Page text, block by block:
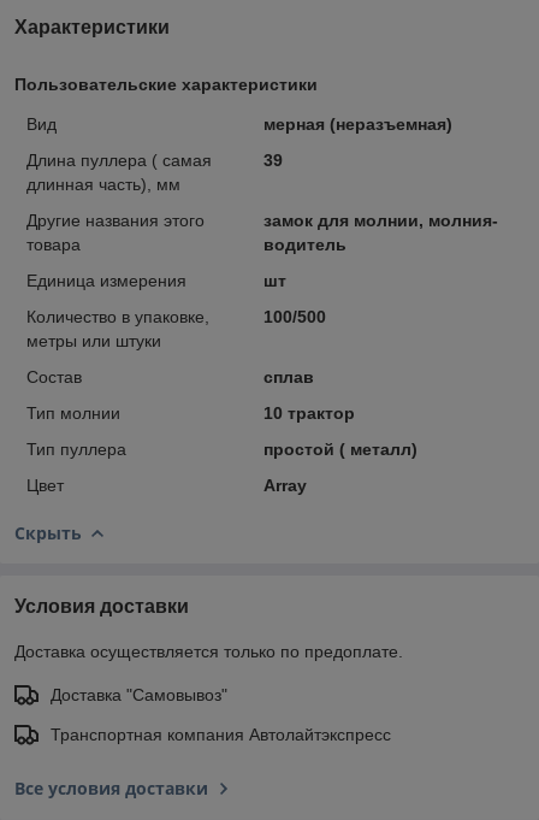
Характеристики
Пользовательские характеристики
Вид
мерная (неразъемная)
Длина пуллера ( самая
длинная часть), мм
39
Другие названия этого
товара
замок для молнии, молния-
водитель
Единица измерения
шт
Количество в упаковке,
метры или штуки
100/500
Состав
сплав
Тип молнии
10 трактор
Тип пуллера
простой ( металл)
Цвет
Array
Скрыть
Условия доставки
Доставка осуществляется только по предоплате.
Доставка "Самовывоз"
Транспортная компания Автолайтэкспресс
Все условия доставки